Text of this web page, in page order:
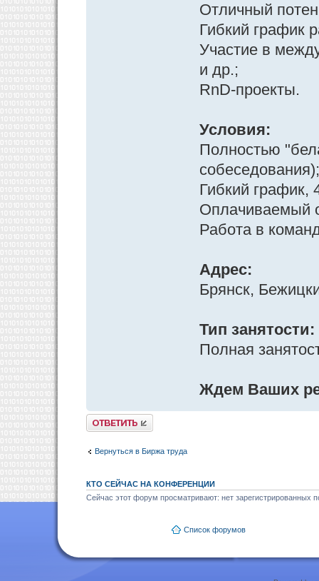
Отличный
Гибкий график
Участие в
и др.;
RnD-проекты.
Условия:
Полностью
Гибкий график,
Оплачиваемый
Работа в
Адрес:
Брянск,
Тип занятости:
Полная
Ждем Ваших
Ответить
Вернуться в Биржа труда
КТО СЕЙЧАС НА КОНФЕРЕНЦИИ
Сейчас этот форум просматривают: нет зарегистрированных
Список форумов